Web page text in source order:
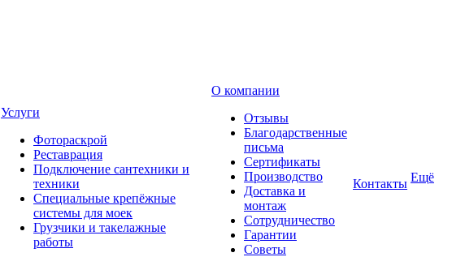
Услуги
Фотораскрой
Реставрация
Подключение сантехники и
техники
Специальные крепёжные
системы для моек
Грузчики и такелажные
работы
О компании
Отзывы
Благодарственные
письма
Сертификаты
Производство
Доставка и
монтаж
Сотрудничество
Гарантии
Советы
Контакты Ещё